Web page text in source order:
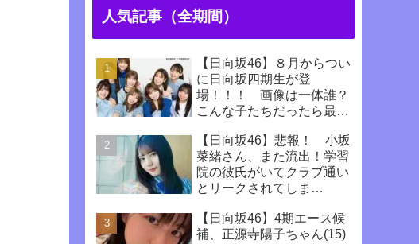
人気記事（全期間）
【日向坂46】８月からつい
に日向坂四期生が登
場！！！ 画像は一体誰？
こんな子たちだったら最高
【日向坂46】悲報！ 小坂
菜緒さん、また流出！学習
院の彼氏がいてクラブ通い
とリークされてしま
【日向坂46】4期エース候
補、正源寺陽子ちゃん(15)